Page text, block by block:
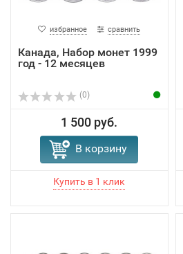
избранное сравнить
Канада, Набор монет 1999
год - 12 месяцев
(0)
1 500 руб.
В корзину